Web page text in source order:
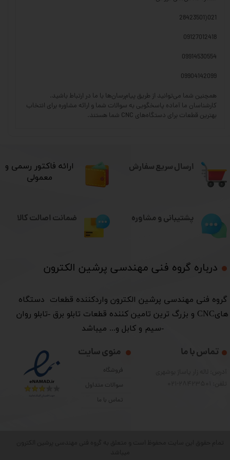
021(28423501
09127012418
09914530554
09904142099
همچنین شما می‌توانید از طریق پیام‌رسان‌ها با ما در ارتباط باشید.
کارشناسان ما آماده پاسخگویی به سوالات شما و ارائه مشاوره برای انتخاب
بهترین قطعات برای دستگاه‌های CNC شما هستند.
ارسال سریع سفارش
درباره گروه فنی مهندسی پرشین الکترون​​​​​​​
​گروه فنی مهندسی پرشین الکترون واردکننده قطعات دستگاه
هایCNC و بزرگ ترین تامین کننده قطعات تابلو برق -تابلو روان
-سیم و کابل و... میباشد
منوی سایت
فروشگاه
سوالات متداول
تماس با ما
تماس با ما
​ارائه فاکتور رسمی و
معمولی
پشتیبانی و مشاوره ضمانت اصالت کالا